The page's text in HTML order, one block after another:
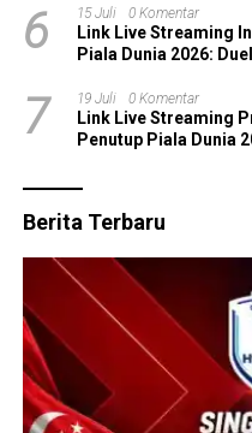
6 15 Juli 0 Komentar
Link Live Streaming
Piala Dunia 2026:
7 19 Juli 0 Komentar
Link Live Streaming
Penutup Piala Dunia
Berita Terbaru